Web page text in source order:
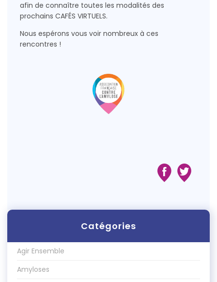
afin de connaître toutes les modalités des
prochains CAFÉS VIRTUELS.
Nous espérons vous voir nombreux à ces
rencontres !
Catégories
Agir Ensemble
Amyloses